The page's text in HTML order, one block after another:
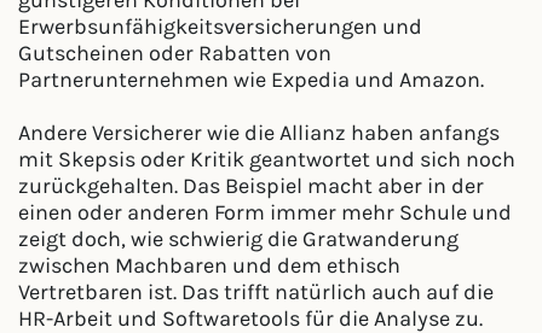
Erwerbsunfähigkeitsversicherungen und
Gutscheinen oder Rabatten von
Partnerunternehmen wie Expedia und Amazon.
Andere Versicherer wie die Allianz haben anfangs
mit Skepsis oder Kritik geantwortet und sich noch
zurückgehalten. Das Beispiel macht aber in der
einen oder anderen Form immer mehr Schule und
zeigt doch, wie schwierig die Gratwanderung
zwischen Machbaren und dem ethisch
Vertretbaren ist. Das trifft natürlich auch auf die
HR-Arbeit und Softwaretools für die Analyse zu.